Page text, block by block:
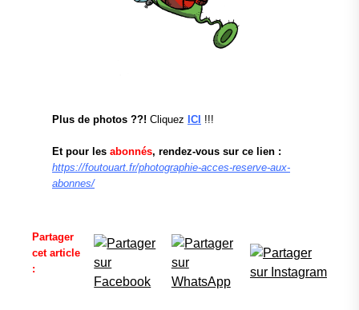
Plus de photos ??! Cliquez ICI !!!
Et pour les abonnés, rendez-vous sur ce lien :
https://foutouart.fr/photographie-acces-reserve-aux-
abonnes/
Partager
cet article
: